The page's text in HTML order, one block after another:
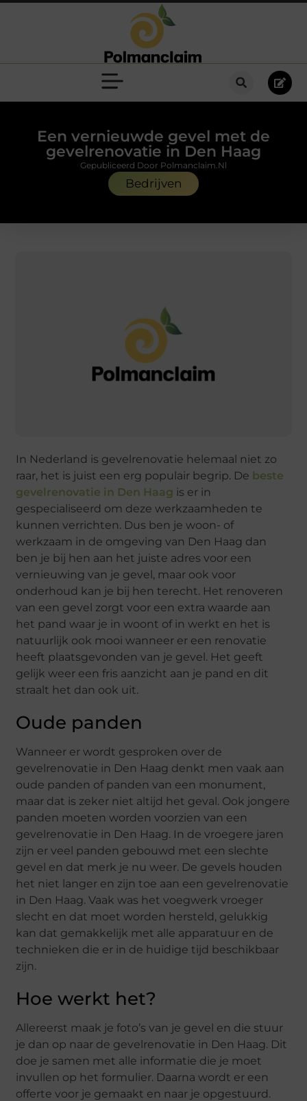
Een vernieuwde gevel met de
gevelrenovatie in Den Haag
Bedrijven
Gepubliceerd Door Polmanclaim.nl
In Nederland is gevelrenovatie helemaal niet zo
raar, het is juist een erg populair begrip. De beste
gevelrenovatie in Den Haag is er in
gespecialiseerd om deze werkzaamheden te
kunnen verrichten. Dus ben je woon- of
werkzaam in de omgeving van Den Haag dan
ben je bij hen aan het juiste adres voor een
vernieuwing van je gevel, maar ook voor
onderhoud kan je bij hen terecht. Het renoveren
van een gevel zorgt voor een extra waarde aan
het pand waar je in woont of in werkt en het is
natuurlijk ook mooi wanneer er een renovatie
heeft plaatsgevonden van je gevel. Het geeft
gelijk weer een fris aanzicht aan je pand en dit
straalt het dan ook uit.
Oude panden
Wanneer er wordt gesproken over de
gevelrenovatie in Den Haag denkt men vaak aan
oude panden of panden van een monument,
maar dat is zeker niet altijd het geval. Ook jongere
panden moeten worden voorzien van een
gevelrenovatie in Den Haag. In de vroegere jaren
zijn er veel panden gebouwd met een slechte
gevel en dat merk je nu weer. De gevels houden
het niet langer en zijn toe aan een gevelrenovatie
in Den Haag. Vaak was het voegwerk vroeger
slecht en dat moet worden hersteld, gelukkig
kan dat gemakkelijk met alle apparatuur en de
technieken die er in de huidige tijd beschikbaar
zijn.
Hoe werkt het?
Allereerst maak je foto’s van je gevel en die stuur
je dan op naar de gevelrenovatie in Den Haag. Dit
doe je samen met alle informatie die je moet
invullen op het formulier. Daarna wordt er een
offerte voor je gemaakt en naar je opgestuurd.